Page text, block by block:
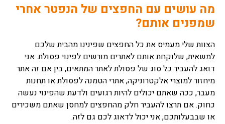
מה עושים עם החפצים של הנפטר אחרי
שמפנים אותם?
הצוות שלי מעמיס את כל החפצים שפינינו מהבית שלכם
למשאית, שלוקחת אותם לאתרים מורשים לפינוי פסולת. אני
דואג להעביר כל סוג של פסולת לאתר המתאים, בין אם זה אתר
מיחזור למוצרי אלקטרוניקה, אתרי הטמנה לפסולת או תחנות
מעבר, ככה שאתם יכולים להיות רגועים ולדעת שהפינוי נעשה
כחוק. אם תרצו להעביר חלק מהחפצים למחסן שאתם משכירים
או שבבעלותכם, אני יכול לדאוג לכם גם לזה.